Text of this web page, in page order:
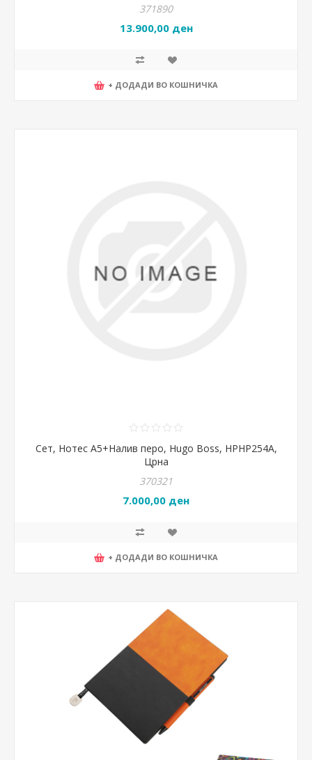
371890
13.900,00 ден
+ ДОДАДИ ВО КОШНИЧКА
Сет, Нотес А5+Налив перо, Hugo Boss, HPHP254A,
Црна
370321
7.000,00 ден
+ ДОДАДИ ВО КОШНИЧКА